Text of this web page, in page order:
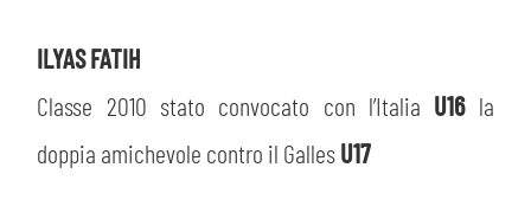
ILYAS FATIH
Classe 2010 stato convocato con l’Italia U16la
doppia amichevole contro il GallesU17